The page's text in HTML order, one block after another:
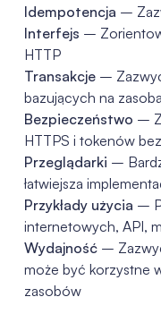
Idempotencja –
Interfejs –
HTTP
Transakcje–
bazujących na
Bezpieczeństwo –
HTTPS i tokenów
Przeglądarki –
łatwiejsza
Przykłady użycia –
internetowych, API,
Wydajność–
może być korzystne
zasobów